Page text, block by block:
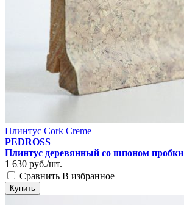
Плинтус Cork Creme
PEDROSS
Плинтус деревянный со шпоном пробки
1 630 руб./шт.
Сравнить В избранное
Купить